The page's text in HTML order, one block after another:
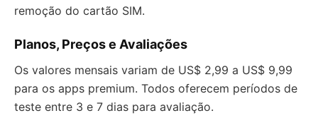
remoção do cartão SIM.
Planos, Preços e Avaliações
Os valores mensais variam de US$ 2,99 a US$ 9,99
para os apps premium. Todos oferecem períodos de
teste entre 3 e 7 dias para avaliação.